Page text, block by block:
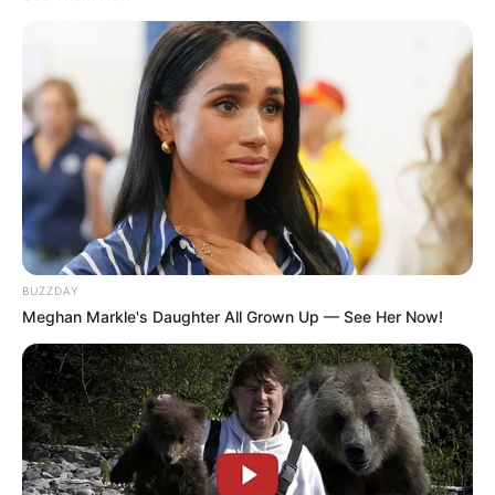
Aku tlah tahu kita memang tak mungkin
Tapi mengapa kita selalu bertemu
Aku tlah tahu hati ini harus menghindar
Namun kenyataan ku tak bisa
Maafkan aku terlanjur mencinta
Senyuman itu
Yang tak pernah ku duga
Dan bila akhirnya kau harus dengannya
Mengapa kau dekati aku
Kau membuat semuanya indah
BUZZDAY
Meghan Markle's Daughter All Grown Up — See Her Now!